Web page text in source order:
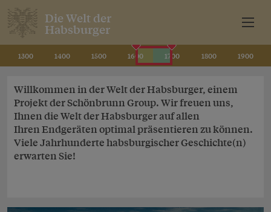
Die Welt der
Habsburger
1300 1400 1500 1600 1700 1800 1900
Willkommen in der Welt der Habsburger, einem
Projekt der Schönbrunn Group. Wir freuen uns,
Ihnen die Welt der Habsburger auf allen
Ihren Endgeräten optimal präsentieren zu können.
Viele Jahrhunderte habsburgischer Geschichte(n)
erwarten Sie!